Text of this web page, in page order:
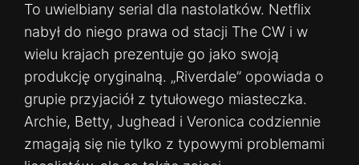
To uwielbiany serial dla nastolatków. Netflix
nabył do niego prawa od stacji The CW i w
wielu krajach prezentuje go jako swoją
produkcję oryginalną. „Riverdale” opowiada o
grupie przyjaciół z tytułowego miasteczka.
Archie, Betty, Jughead i Veronica codziennie
zmagają się nie tylko z typowymi problemami